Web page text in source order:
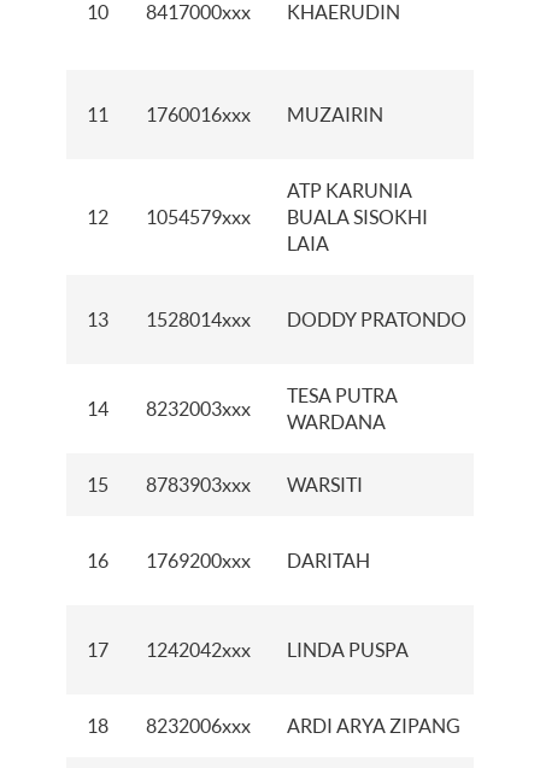
10 8417000xxx KHAERUDIN
11 1760016xxx MUZAIRIN
12 1054579xxx
ATP KARUNIA
BUALA SISOKHI
LAIA
13 1528014xxx DODDY PRATONDO
14 8232003xxx
TESA PUTRA
WARDANA
15 8783903xxx WARSITI
16 1769200xxx DARITAH
17 1242042xxx LINDA PUSPA
18 8232006xxx ARDI ARYA ZIPANG